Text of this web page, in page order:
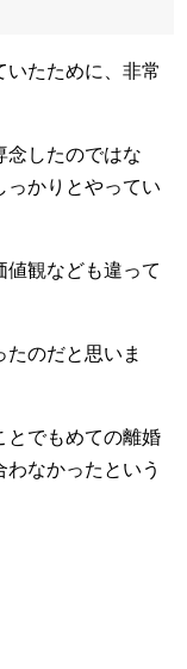
いたために、非常
念したのではな
っかりとやってい
値観なども違って
のだと思いま
とでもめての離婚
なかったという